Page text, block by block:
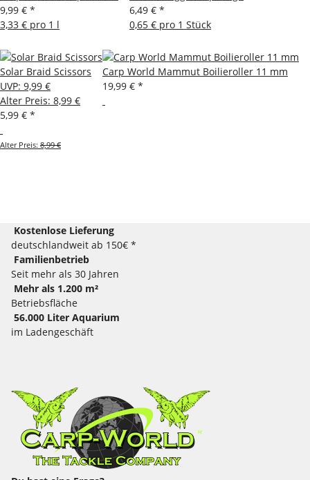
9,99 € *
3,33 € pro 1 l
6,49 € *
0,65 € pro 1 Stück
Solar Braid Scissors
UVP: 9,99 €
Alter Preis: 8,99 €
5,99 € *
Alter Preis: 8,99 €
Carp World Mammut Boilieroller 11 mm
19,99 € *
Kostenlose Lieferung
deutschlandweit ab 150€ *
Familienbetrieb
Seit mehr als 30 Jahren
Mehr als 1.200 m²
Betriebsfläche
56.000 Liter Aquarium
im Ladengeschäft